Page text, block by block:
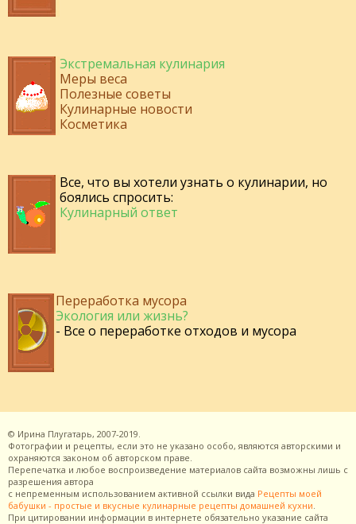
Экстремальная кулинария
Меры веса
Полезные советы
Кулинарные новости
Косметика
Все, что вы хотели узнать о кулинарии, но
боялись спросить:
Кулинарный ответ
Переработка мусора
Экология или жизнь?
- Все о переработке отходов и мусора
© Ирина Плугатарь, 2007-2019.
Фотографии и рецепты, если это не указано особо, являются авторскими и
охраняются законом об авторском праве.
Перепечатка и любое воспроизведение материалов сайта возможны лишь с
разрешения автора
с непременным использованием активной ссылки вида Рецепты моей
бабушки - простые и вкусные кулинарные рецепты домашней кухни
При цитировании информации в интернете обязательно указание сайта